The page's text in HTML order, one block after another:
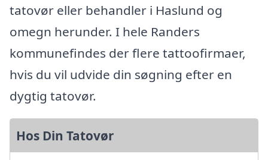
tatovør eller behandler i Haslund og
omegn herunder. I hele Randers
kommunefindes der flere tattoofirmaer,
hvis du vil udvide din søgning efter en
dygtig tatovør.
Hos Din Tatovør